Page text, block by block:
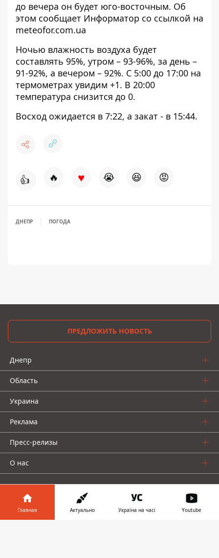
до вечера он будет юго-восточным. Об
этом сообщает Информатор со ссылкой на
meteofor.com.ua
Ночью влажность воздуха будет
составлять 95%, утром – 93-96%, за день –
91-92%, а вечером – 92%. С 5:00 до 17:00 на
термометрах увидим +1. В 20:00
температура снизится до 0.
Восход ожидается в 7:22, а закат - в 15:44.
👍 🔥 ♥ 😭 😆 😡
ДНЕПР ПОГОДА
ПРЕДЛОЖИТЬ НОВОСТЬ
Днепр
Область
Украина
Реклама
Пресс-релизы
О нас
Главная Актуально Україна на часі Youtube